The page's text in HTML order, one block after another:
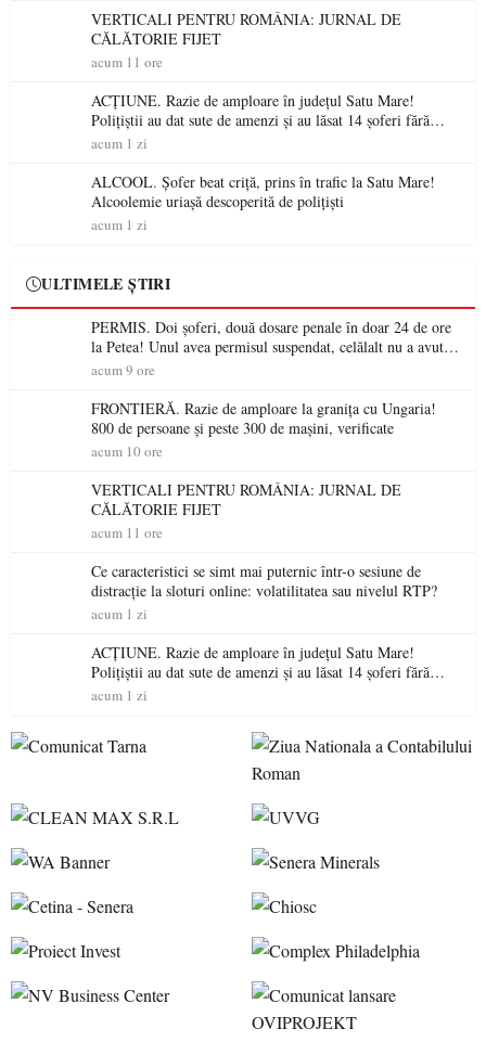
VERTICALI PENTRU ROMÂNIA: JURNAL DE
CĂLĂTORIE FIJET
acum 11 ore
ACȚIUNE. Razie de amploare în județul Satu Mare!
Polițiștii au dat sute de amenzi și au lăsat 14 șoferi fără
permis într-o singură zi
acum 1 zi
ALCOOL. Șofer beat criță, prins în trafic la Satu Mare!
Alcoolemie uriașă descoperită de polițiști
acum 1 zi
ULTIMELE ȘTIRI
PERMIS. Doi șoferi, două dosare penale în doar 24 de ore
la Petea! Unul avea permisul suspendat, celălalt nu a avut
niciodată permis
acum 9 ore
FRONTIERĂ. Razie de amploare la granița cu Ungaria!
800 de persoane și peste 300 de mașini, verificate
acum 10 ore
VERTICALI PENTRU ROMÂNIA: JURNAL DE
CĂLĂTORIE FIJET
acum 11 ore
Ce caracteristici se simt mai puternic într-o sesiune de
distracție la sloturi online: volatilitatea sau nivelul RTP?
acum 1 zi
ACȚIUNE. Razie de amploare în județul Satu Mare!
Polițiștii au dat sute de amenzi și au lăsat 14 șoferi fără
permis într-o singură zi
acum 1 zi